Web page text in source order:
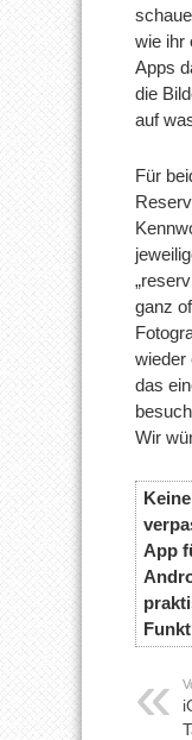
wie ihr
Apps
die
auf
Für
ganz
wieder
das
Wir
App